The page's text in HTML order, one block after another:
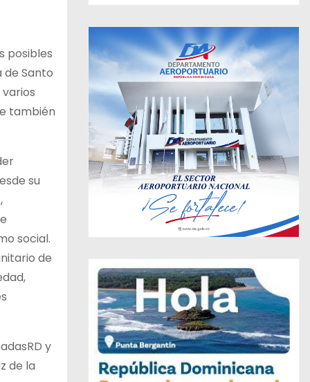
posibles
de Santo
también
su
social.
de
y
de la